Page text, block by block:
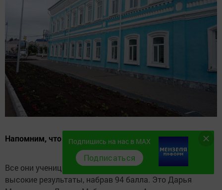
Напомним, что этот экзамен сдавали 4 выпускницы.
Все они ученицы СОШ № 1. Три ученицы показали
высокие результаты, набрав 94 балла. Это Дарья
Подпишись на нас в MAX
Подписаться